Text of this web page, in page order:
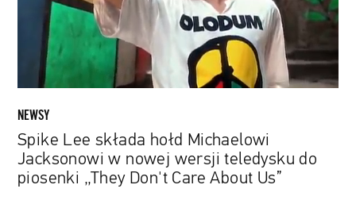
teledysku
do
piosenki
Don't
Care
About
NEWSY
Spike Lee składa hołd Michaelowi
Jacksonowi w nowej wersji teledysku do
piosenki „They Don't Care About Us”